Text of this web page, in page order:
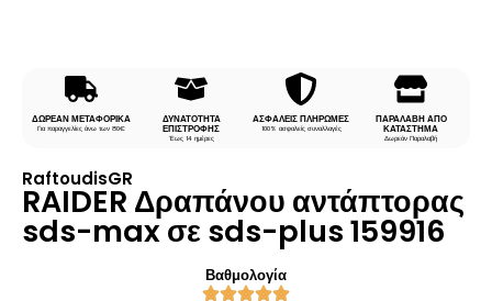
ΔΩΡΕΑΝ ΜΕΤΑΦΟΡΙΚΑ
Για παραγγελίες άνω των 80€
ΔΥΝΑΤΟΤΗΤΑ
ΕΠΙΣΤΡΟΦΗΣ
Έως 14 ημέρες
ΑΣΦΑΛΕΙΣ ΠΛΗΡΩΜΕΣ
100% ασφαλείς συναλλαγές
ΠΑΡΑΛΑΒΗ ΑΠΟ
ΚΑΤΑΣΤΗΜΑ
Δωρεάν Παραλαβή
RaftoudisGR
RAIDER Δραπάνου αντάπτορας
sds-max σε sds-plus 159916
Βαθμολογία